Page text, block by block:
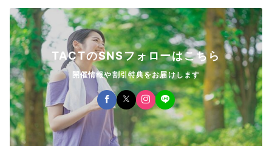
TACTのSNSフォローはこちら
開催情報や割引特典をお届けします